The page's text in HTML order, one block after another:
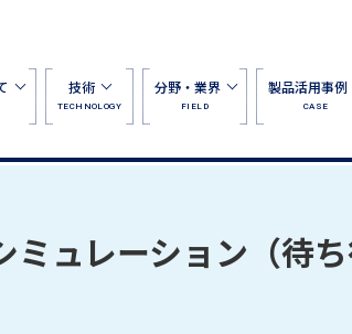
技術
TECHNOLOGY
分野・業界
FIELD
製品活用事例
CASE
ュレーション（待